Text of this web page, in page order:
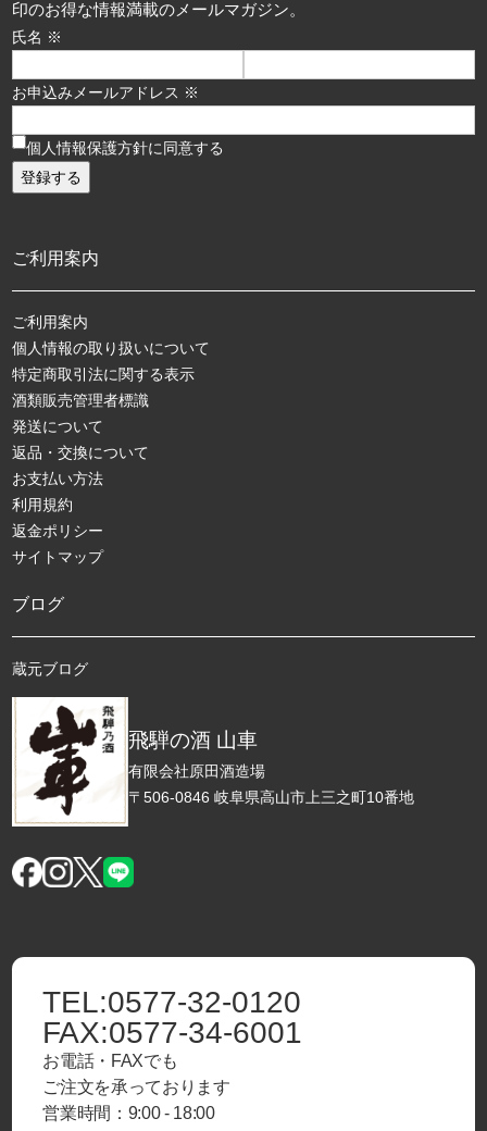
飛騨の酒 山車
有限会社原田酒造場
〒506-0846 岐阜県高山市上三之町10番地
印のお得な情報満載のメールマガジン。
氏名 ※
お申込みメールアドレス ※
個人情報保護方針に同意する
ご利用案内
ご利用案内
個人情報の取り扱いについて
特定商取引法に関する表示
酒類販売管理者標識
発送について
返品・交換について
お支払い方法
利用規約
返金ポリシー
サイトマップ
ブログ
蔵元ブログ
TEL:0577-32-0120
FAX:0577-34-6001
お電話・FAXでも
ご注文を承っております
営業時間：9:00 - 18:00